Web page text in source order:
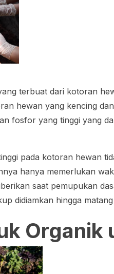
terbuat dari kotoran
hewan yang kencing
fosfor yang tinggi yang
pada kotoran hewan
hanya memerlukan
saat pemupukan
didiamkan hingga
Organik